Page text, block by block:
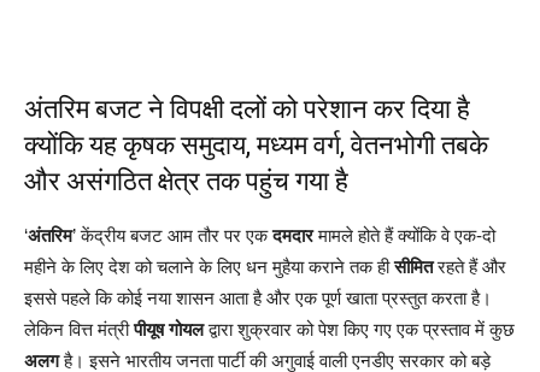
अंतरिम बजट ने विपक्षी दलों को परेशान कर दिया है
क्योंकि यह कृषक समुदाय, मध्यम वर्ग, वेतनभोगी तबके
और असंगठित क्षेत्र तक पहुंच गया है
‘अंतरिम’ केंद्रीय बजट आम तौर पर एकदमदारमामले होते हैं क्योंकि वे एक-दो
महीने के लिए देश को चलाने के लिए धन मुहैया कराने तक हीसीमितरहते हैं और
इससे पहले कि कोई नया शासन आता है और एक पूर्ण खाता प्रस्तुत करता है।
लेकिन वित्त मंत्रीपीयूष गोयलद्वारा शुक्रवार को पेश किए गए एक प्रस्ताव में कुछ
अलगहै। इसने भारतीय जनता पार्टी की अगुवाई वाली एनडीए सरकार को बड़े